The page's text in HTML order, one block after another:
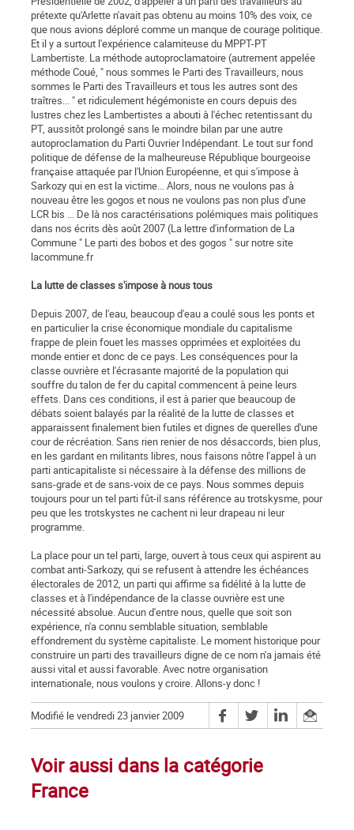
prétexte qu'Arlette n'avait pas obtenu au moins 10% des voix, ce
que nous avions déploré comme un manque de courage politique.
Et il y a surtout l'expérience calamiteuse du MPPT-PT
Lambertiste. La méthode autoproclamatoire (autrement appelée
méthode Coué, " nous sommes le Parti des Travailleurs, nous
sommes le Parti des Travailleurs et tous les autres sont des
traîtres... " et ridiculement hégémoniste en cours depuis des
lustres chez les Lambertistes a abouti à l'échec retentissant du
PT, aussitôt prolongé sans le moindre bilan par une autre
autoproclamation du Parti Ouvrier Indépendant. Le tout sur fond
politique de défense de la malheureuse République bourgeoise
française attaquée par l'Union Européenne, et qui s'impose à
Sarkozy qui en est la victime... Alors, nous ne voulons pas à
nouveau être les gogos et nous ne voulons pas non plus d'une
LCR bis ... De là nos caractérisations polémiques mais politiques
dans nos écrits dès août 2007 (La lettre d'information de La
Commune " Le parti des bobos et des gogos " sur notre site
lacommune.fr
La lutte de classes s'impose à nous tous
Depuis 2007, de l'eau, beaucoup d'eau a coulé sous les ponts et
en particulier la crise économique mondiale du capitalisme
frappe de plein fouet les masses opprimées et exploitées du
monde entier et donc de ce pays. Les conséquences pour la
classe ouvrière et l'écrasante majorité de la population qui
souffre du talon de fer du capital commencent à peine leurs
effets. Dans ces conditions, il est à parier que beaucoup de
débats soient balayés par la réalité de la lutte de classes et
apparaissent finalement bien futiles et dignes de querelles d'une
cour de récréation. Sans rien renier de nos désaccords, bien plus,
en les gardant en militants libres, nous faisons nôtre l'appel à un
parti anticapitaliste si nécessaire à la défense des millions de
sans-grade et de sans-voix de ce pays. Nous sommes depuis
toujours pour un tel parti fût-il sans référence au trotskysme, pour
peu que les trotskystes ne cachent ni leur drapeau ni leur
programme.
La place pour un tel parti, large, ouvert à tous ceux qui aspirent au
combat anti-Sarkozy, qui se refusent à attendre les échéances
électorales de 2012, un parti qui affirme sa fidélité à la lutte de
classes et à l'indépendance de la classe ouvrière est une
nécessité absolue. Aucun d'entre nous, quelle que soit son
expérience, n'a connu semblable situation, semblable
effondrement du système capitaliste. Le moment historique pour
construire un parti des travailleurs digne de ce nom n'a jamais été
aussi vital et aussi favorable. Avec notre organisation
internationale, nous voulons y croire. Allons-y donc !
Modifié le vendredi 23 janvier 2009
Voir aussi dans la catégorie
France